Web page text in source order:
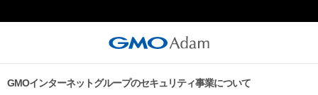
GMOインターネットグループのセキュリティ事業について